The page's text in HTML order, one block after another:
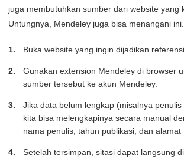
juga membutuhkan sumber dari website yang
Untungnya, Mendeley juga bisa menangani ini.
Buka website yang ingin dijadikan
Gunakan extension Mendeley di browser
sumber tersebut ke akun Mendeley.
Jika data belum lengkap (misalnya
kita bisa melengkapinya secara manual
nama penulis, tahun publikasi, dan alamat
Setelah tersimpan, sitasi dapat langsung